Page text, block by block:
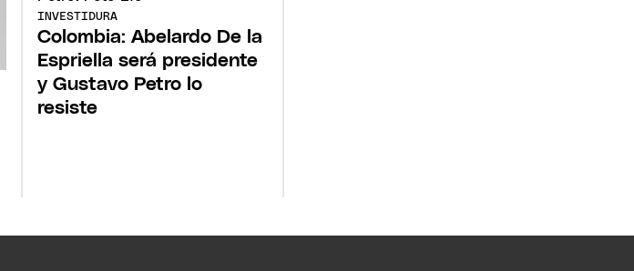
INVESTIDURA
Colombia: Abelardo De la
Espriella será presidente
y Gustavo Petro lo
resiste